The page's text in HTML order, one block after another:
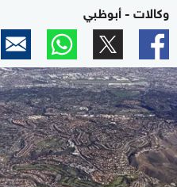
وكالات - أبوظبي